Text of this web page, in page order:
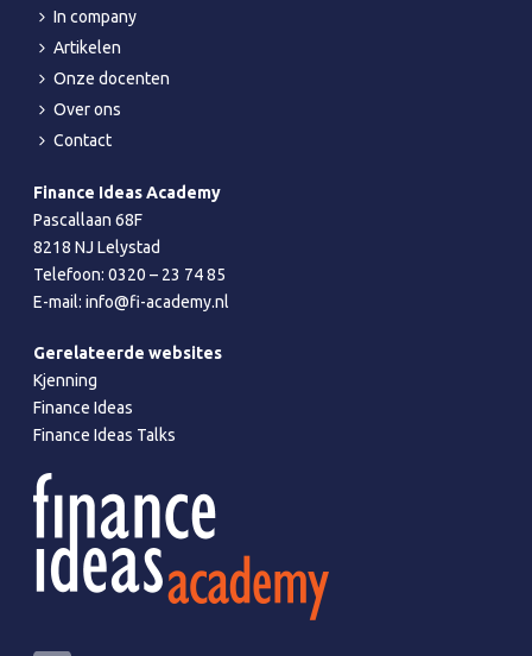
In company
Artikelen
Onze docenten
Over ons
Contact
Finance Ideas Academy
Pascallaan 68F
8218 NJ Lelystad
Telefoon:0320 – 23 74 85
E-mail:info@fi-academy.nl
Gerelateerde websites
Kjenning
Finance Ideas
Finance Ideas Talks